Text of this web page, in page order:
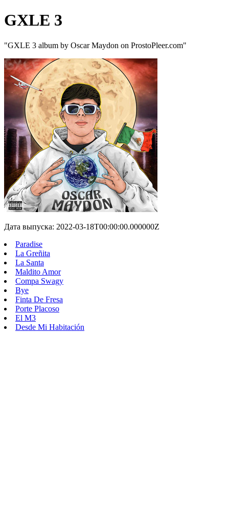
GXLE 3
"GXLE 3 album by Oscar Maydon on ProstoPleer.com"
Дата выпуска: 2022-03-18T00:00:00.000000Z
Paradise
La Greñita
La Santa
Maldito Amor
Compa Swagy
Bye
Finta De Fresa
Porte Placoso
El M3
Desde Mi Habitación